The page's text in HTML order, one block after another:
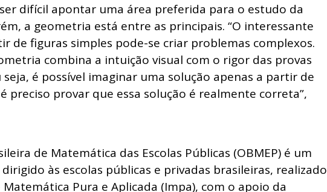
difícil apontar uma área preferida para o estudo da
a geometria está entre as principais. “O interessante
de figuras simples pode-se criar problemas complexos.
combina a intuição visual com o rigor das provas
é possível imaginar uma solução apenas a partir de
preciso provar que essa solução é realmente correta”,
de Matemática das Escolas Públicas (OBMEP) é um
às escolas públicas e privadas brasileiras, realizado
Pura e Aplicada (Impa), com o apoio da